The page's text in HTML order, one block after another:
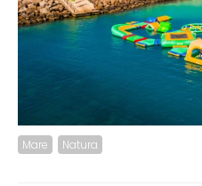
Mare Natura